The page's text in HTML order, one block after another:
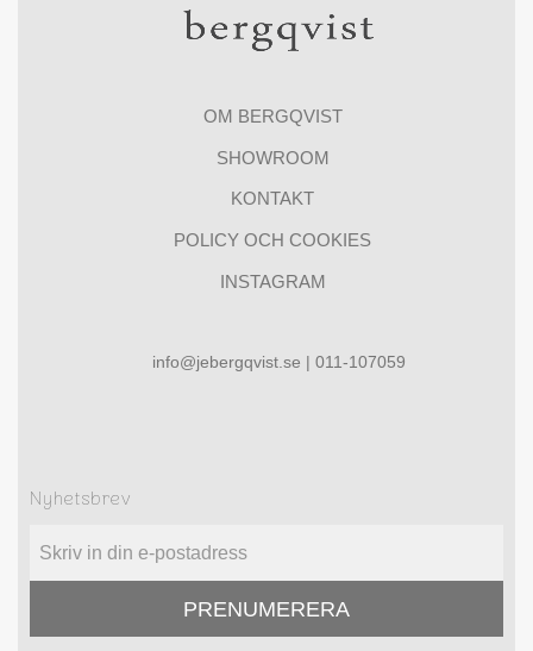
OM BERGQVIST
SHOWROOM
KONTAKT
POLICY OCH COOKIES
INSTAGRAM
info@jebergqvist.se | 011-107059
Nyhetsbrev
PRENUMERERA